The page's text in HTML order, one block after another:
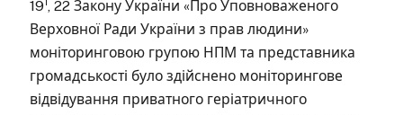
19 , 22 Закону України «Про Уповноваженого
Верховної Ради України з прав людини»
моніторинговою групою НПМ та представника
громадськості було здійснено моніторингове
відвідування приватного геріатричного